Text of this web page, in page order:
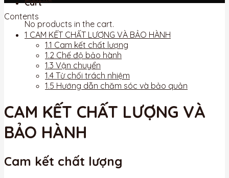
Cart
No products in the cart.
Contents
1 CAM KẾT CHẤT LƯỢNG VÀ BẢO HÀNH
1.1 Cam kết chất lượng
1.2 Chế độ bảo hành
1.3 Vận chuyển
1.4 Từ chối trách nhiệm
1.5 Hướng dẫn chăm sóc và bảo quản
CAM KẾT CHẤT LƯỢNG VÀ
BẢO HÀNH
Cam kết chất lượng